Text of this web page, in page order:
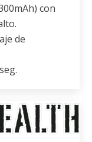
con
de